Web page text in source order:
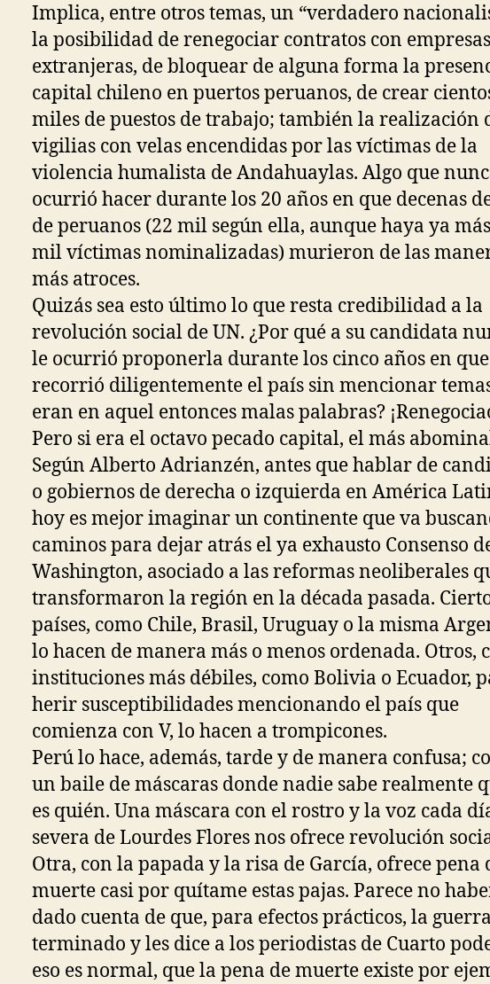
Implica, entre otros temas, un “verdadero
la posibilidad de renegociar contratos con empresas
extranjeras, de bloquear de alguna forma la
capital chileno en puertos peruanos, de crear
miles de puestos de trabajo; también la realización
vigilias con velas encendidas por las víctimas de la
violencia humalista de Andahuaylas. Algo que
ocurrió hacer durante los 20 años en que decenas
de peruanos (22 mil según ella, aunque haya ya
mil víctimas nominalizadas) murieron de las
más atroces.
Quizás sea esto último lo que resta credibilidad a la
revolución social de UN. ¿Por qué a su candidata
le ocurrió proponerla durante los cinco años en que
recorrió diligentemente el país sin mencionar
eran en aquel entonces malas palabras?
Pero si era el octavo pecado capital, el más
Según Alberto Adrianzén, antes que hablar de
o gobiernos de derecha o izquierda en América
hoy es mejor imaginar un continente que va
caminos para dejar atrás el ya exhausto Consenso
Washington, asociado a las reformas neoliberales
transformaron la región en la década pasada.
países, como Chile, Brasil, Uruguay o la misma
lo hacen de manera más o menos ordenada. Otros,
instituciones más débiles, como Bolivia o Ecuador,
herir susceptibilidades mencionando el país que
comienza con V, lo hacen a trompicones.
Perú lo hace, además, tarde y de manera confusa;
un baile de máscaras donde nadie sabe realmente
es quién. Una máscara con el rostro y la voz cada
severa de Lourdes Flores nos ofrece revolución
Otra, con la papada y la risa de García, ofrece pena
muerte casi por quítame estas pajas. Parece no
dado cuenta de que, para efectos prácticos, la
terminado y les dice a los periodistas de Cuarto
eso es normal, que la pena de muerte existe por